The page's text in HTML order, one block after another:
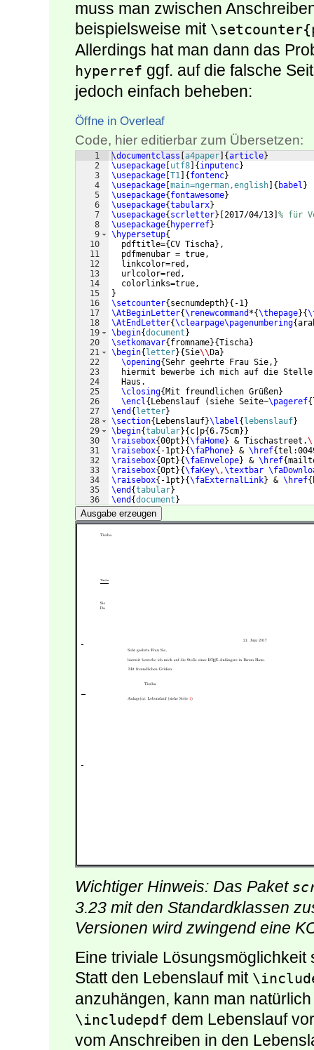
muss man zwischen
beispielsweise mit
Allerdings hat man dann das
hyperref ggf. auf die falsche
jedoch einfach beheben:
Öffne in Overleaf
Code, hier editierbar zum Übersetzen:
1
2
3
4
5
6
7
8
9
10
11
12
13
14
15
16
17
18
19
20
21
22
23
24
25
26
27
28
29
30
31
32
33
34
35
36
\documentclass [a4paper] {article}
\usepackage [utf8] {inputenc}
\usepackage [T1 ] {fontenc}
\usepackage [main=ngerman,english] { babel }
\usepackage{fontawesome}
\usepackage{tabularx}
\usepackage{scrletter} [2017/04/13] % für
\usepackage{ hyperref}
\hypersetup{
  pdftitle=
{CV Tischa} ,
  pdfmenubar = true,
  linkcolor=red,
  urlcolor=red,
  colorlinks=true,
}
\setcounter{secnumdepth}{ -1 }
\AtBeginLetter{\renewcommand *{\thepage}{
\AtEndLetter{\clearpage\pagenumbering{
\begin{document}
\setkomavar{fromname}{Tischa}
\begin{letter}{Sie\\Da}
\opening{Sehr geehrte Frau Sie, }
hiermit bewerbe ich mich auf die
  Haus.
\closing{Mit freundlichen Grüßen}
\encl {Lebenslauf ( siehe Seite~\pageref{
\end {letter}
\section{Lebenslauf}\label {lebenslauf}
\begin{tabular}{c|p{6.75cm}}
\raisebox{00pt}{\faHome} & Tischastreet.
\raisebox{ -1pt}{\faPhone} & \href{
\raisebox{0pt}{\faEnvelope} & \href{
\raisebox{0pt}{\faKey\,\textbar
\raisebox{ -1pt}{\faExternalLink} & \href{
\end {tabular}
\end {document}
Ausgabe erzeugen
Wichtiger Hinweis: Das Paket
3.23 mit den Standardklassen
Versionen wird zwingend eine
Eine triviale
Statt den Lebenslauf mit
anzuhängen, kann man
\includepdf dem Lebenslauf
vom Anschreiben in den